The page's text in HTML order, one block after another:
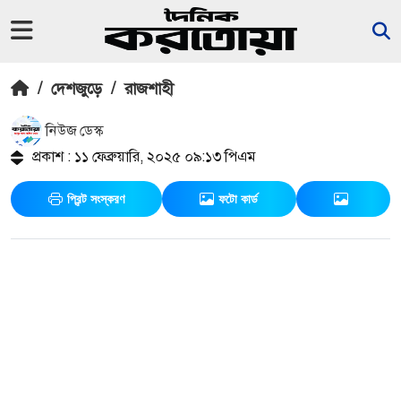
/ দেশজুড়ে / রাজশাহী
নিউজ ডেস্ক
প্রকাশ : ১১ ফেব্রুয়ারি, ২০২৫ ০৯:১৩ পিএম
প্রিন্ট সংস্করণ ফটো কার্ড